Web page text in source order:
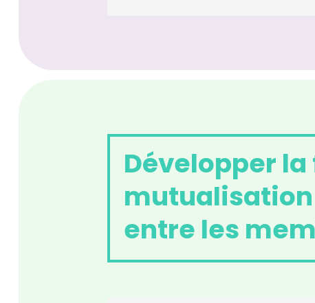
Développer
entre les